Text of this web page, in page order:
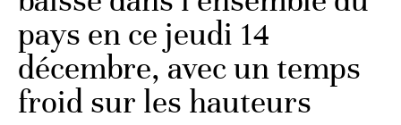
pays en ce jeudi 14
décembre, avec un temps
froid sur les hauteurs